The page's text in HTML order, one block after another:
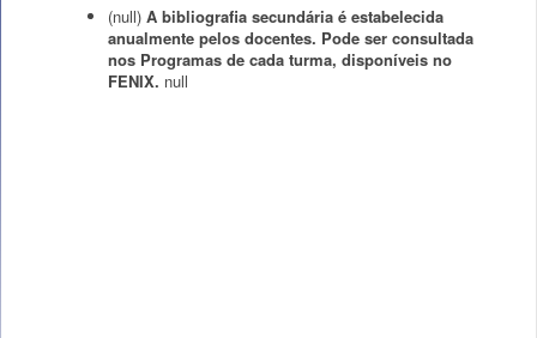
(null) A bibliografia secundária é estabelecida
anualmente pelos docentes. Pode ser consultada
nos Programas de cada turma, disponíveis no
FENIX. null